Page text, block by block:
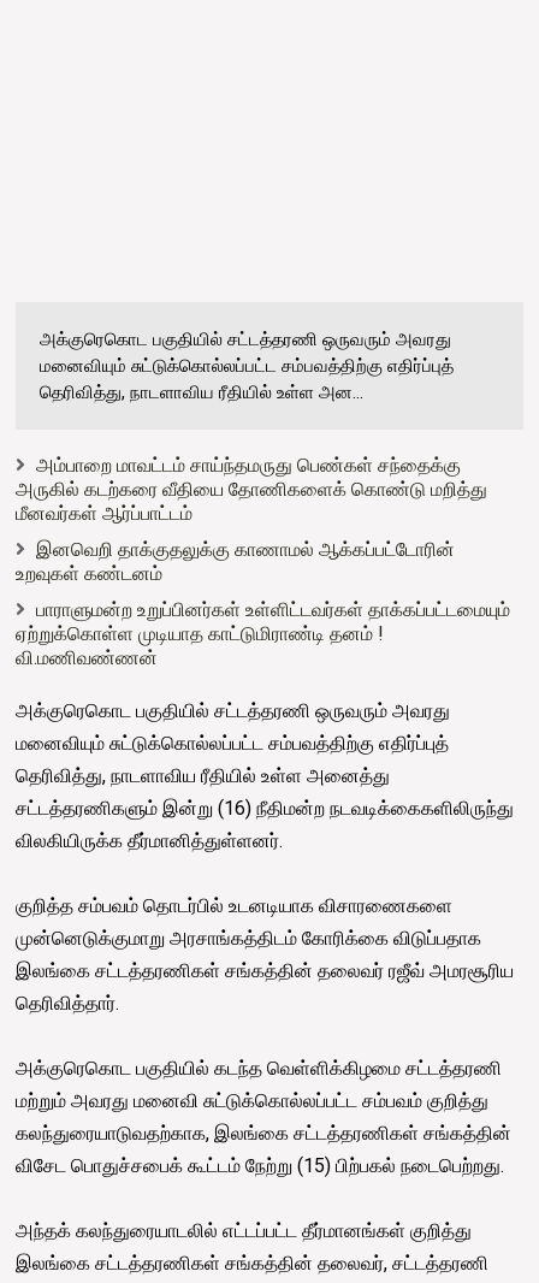
அக்குரெகொட பகுதியில் சட்டத்தரணி ஒருவரும் அவரது
மனைவியும் சுட்டுக்கொல்லப்பட்ட சம்பவத்திற்கு எதிர்ப்புத்
தெரிவித்து, நாடளாவிய ரீதியில் உள்ள அன...
அம்பாறை மாவட்டம் சாய்ந்தமருது பெண்கள் சந்தைக்கு
அருகில் கடற்கரை வீதியை தோணிகளைக் கொண்டு மறித்து
மீனவர்கள் ஆர்ப்பாட்டம்
இனவெறி தாக்குதலுக்கு காணாமல் ஆக்கப்பட்டோரின்
உறவுகள் கண்டனம்
பாராளுமன்ற உறுப்பினர்கள் உள்ளிட்டவர்கள் தாக்கப்பட்டமையும்
ஏற்றுக்கொள்ள முடியாத காட்டுமிராண்டி தனம் !
வி.மணிவண்ணன்
அக்குரெகொட பகுதியில் சட்டத்தரணி ஒருவரும் அவரது
மனைவியும் சுட்டுக்கொல்லப்பட்ட சம்பவத்திற்கு எதிர்ப்புத்
தெரிவித்து, நாடளாவிய ரீதியில் உள்ள அனைத்து
சட்டத்தரணிகளும் இன்று (16) நீதிமன்ற நடவடிக்கைகளிலிருந்து
விலகியிருக்க தீர்மானித்துள்ளனர்.
குறித்த சம்பவம் தொடர்பில் உடனடியாக விசாரணைகளை
முன்னெடுக்குமாறு அரசாங்கத்திடம் கோரிக்கை விடுப்பதாக
இலங்கை சட்டத்தரணிகள் சங்கத்தின் தலைவர் ரஜீவ் அமரசூரிய
தெரிவித்தார்.
அக்குரெகொட பகுதியில் கடந்த வெள்ளிக்கிழமை சட்டத்தரணி
மற்றும் அவரது மனைவி சுட்டுக்கொல்லப்பட்ட சம்பவம் குறித்து
கலந்துரையாடுவதற்காக, இலங்கை சட்டத்தரணிகள் சங்கத்தின்
விசேட பொதுச்சபைக் கூட்டம் நேற்று (15) பிற்பகல் நடைபெற்றது.
அந்தக் கலந்துரையாடலில் எட்டப்பட்ட தீர்மானங்கள் குறித்து
இலங்கை சட்டத்தரணிகள் சங்கத்தின் தலைவர், சட்டத்தரணி